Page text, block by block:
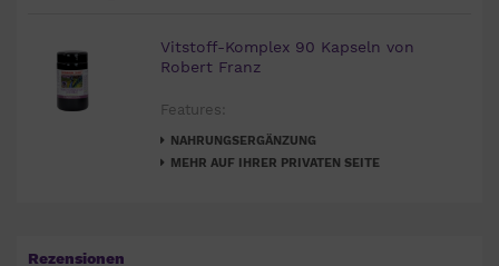
Vitstoff-Komplex 90 Kapseln von
Robert Franz
Features:
NAHRUNGSERGÄNZUNG
MEHR AUF IHRER PRIVATEN SEITE
Rezensionen